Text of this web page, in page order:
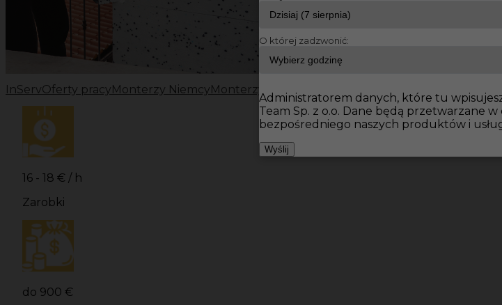
InServOferty pracy Monterzy Niemcy Monterzy Praca monter balustrad w Niemczech
16 - 18 € / h
Zarobki
do 900 €
O której zadzwonić:
Administratorem danych, które tu
Team Sp. z o.o. Dane będą przetwarzane
bezpośredniego naszych produktów i
Wyślij